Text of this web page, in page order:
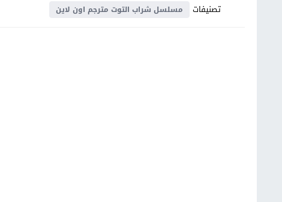
تصنيفات مسلسل شراب التوت مترجم اون لاين